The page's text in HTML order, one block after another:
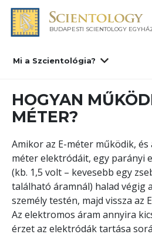
BUDAPESTI SCIENTOLOGY
Mi a Szcientológia?
HOGYAN
MÉTER?
Amikor az E-méter működik, és
méter elektródáit, egy parányi
(kb. 1,5 volt – kevesebb egy
található áramnál) halad végig
személy testén, majd vissza az
Az elektromos áram annyira
érzet az elektródák tartása